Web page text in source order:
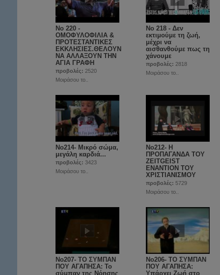
Νο 220 -
ΟΜΟΦΥΛΟΦΙΛΙΑ &
ΠΡΟΤΕΣΤΑΝΤΙΚΕΣ
ΕΚΚΛΗΣΙΕΣ.ΘΕΛΟΥΝ
ΝΑ ΑΛΛΑΞΟΥΝ ΤΗΝ
ΑΓΙΑ ΓΡΑΦΗ
προβολές: 2520
Μοιράσου το..
Νο 218 - Δεν
εκτιμούμε τη ζωή,
μέχρι να
αισθανθούμε πως τη
χάνουμε
προβολές: 2818
Μοιράσου το..
No214- Μικρό σώμα,
μεγάλη καρδιά...
προβολές: 3423
Μοιράσου το..
Νο212- Η
ΠΡΟΠΑΓΑΝΔΑ ΤΟΥ
ZEITGEIST
ΕΝΑΝΤΙΟΝ ΤΟΥ
ΧΡΙΣΤΙΑΝΙΣΜΟΥ
προβολές: 5729
Μοιράσου το..
No207- ΤΟ ΣΥΜΠΑΝ
ΠΟΥ ΑΓΑΠΗΣΑ: Το
σύμπαν της Νόησης
No206- ΤΟ ΣΥΜΠΑΝ
ΠΟΥ ΑΓΑΠΗΣΑ:
Υπάρχει Ζωή στο